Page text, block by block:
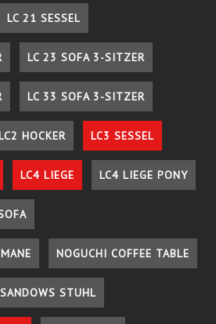
LC 21 SESSEL
LC 23 SOFA 3-SITZER
LC 33 SOFA 3-SITZER
HOCKER LC3 SESSEL
LC4 LIEGE LC4 LIEGE PONY
NOGUCHI COFFEE TABLE
SANDOWS STUHL